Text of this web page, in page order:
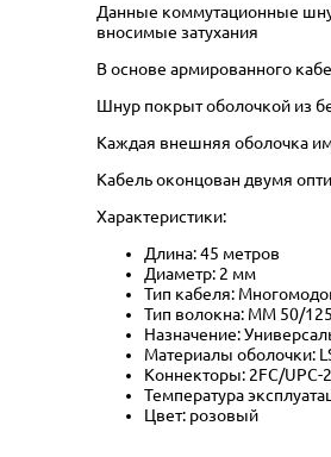
Данные коммутационные
вносимые затухания
В основе армированного
Шнур покрыт оболочкой из
Каждая внешняя оболочка
Кабель оконцован двумя
Характеристики:
Длина: 45 метров
Диаметр: 2 мм
Тип кабеля:
Тип волокна: MM 50/
Назначение:
Материалы оболочки:
Коннекторы: 2FC/UPC-
Температура
Цвет: розовый